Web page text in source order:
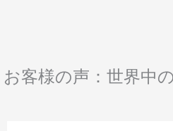
お客様の声：世界中